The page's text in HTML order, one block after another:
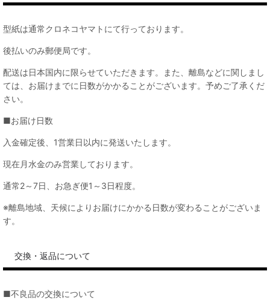
型紙は通常クロネコヤマトにて行っております。
後払いのみ郵便局です。
配送は日本国内に限らせていただきます。また、離島などに関しまし
ては、お届けまでに日数がかかることがございます。予めご了承くだ
さい。
■お届け日数
入金確定後、1営業日以内に発送いたします。
現在月水金のみ営業しております。
通常2～7日、お急ぎ便1～3日程度。
※離島地域、天候によりお届けにかかる日数が変わることがございま
す。
交換・返品について
■不良品の交換について